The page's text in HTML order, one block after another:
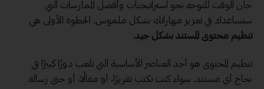
حان الوقت للتوجه نحو استراتيجيات وأفضل الممارسات التي
ستساعدك في تعزيز مهاراتك بشكل ملموس. الخطوة الأولى هي
تنظيم محتوى المستند بشكل جيد.
تنظيم المحتوى هو أحد العناصر الأساسية التي تلعب دورًا كبيرًا في
نجاح أي مستند. سواء كنت تكتب تقريرًا، أو مقالًا، أو حتى رسالة